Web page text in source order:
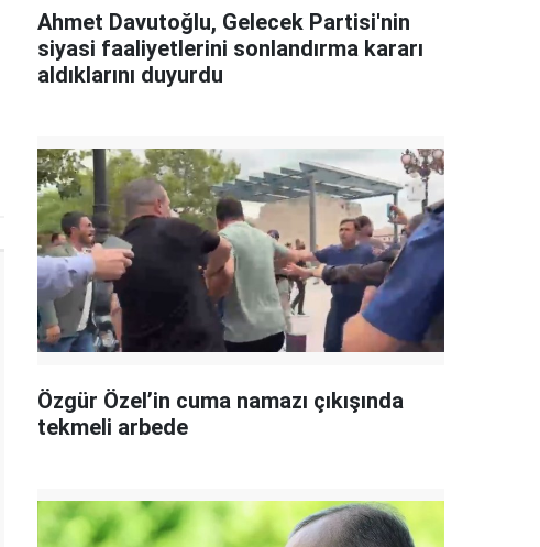
Ahmet Davutoğlu, Gelecek Partisi'nin
siyasi faaliyetlerini sonlandırma kararı
aldıklarını duyurdu
Özgür Özel’in cuma namazı çıkışında
tekmeli arbede